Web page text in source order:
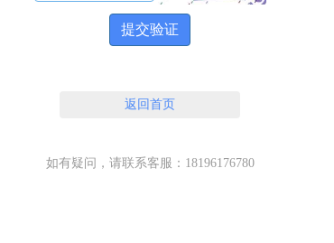
提交验证
返回首页
如有疑问，请联系客服：18196176780